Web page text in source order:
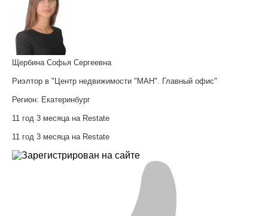
Щербина Софья Сергеевна
Риэлтор в "Центр недвижимости "МАН". Главный офис"
Регион: Екатеринбург
11 год 3 месяца на Restate
11 год 3 месяца на Restate